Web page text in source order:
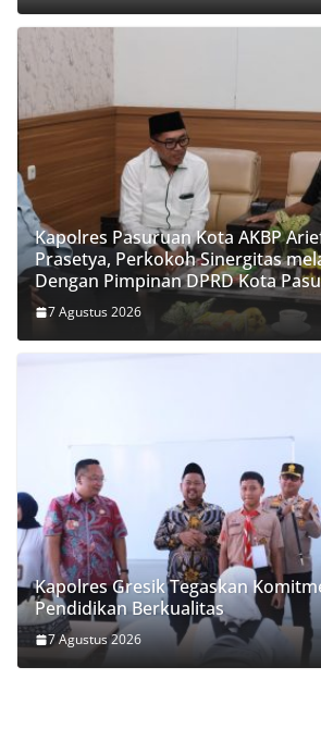
Kapolres Pasuruan Kota AKBP
Prasetya, Perkokoh Sinergitas
Dengan Pimpinan DPRD Kota
7 Agustus 2026
Kapolres Gresik Tegaskan
Pendidikan Berkualitas
7 Agustus 2026